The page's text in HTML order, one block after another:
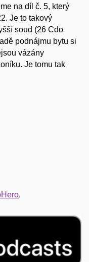
na díl č. 5, který
Je to takový
soud (26 Cdo
podnájmu bytu si
vázány
Je tomu tak
.